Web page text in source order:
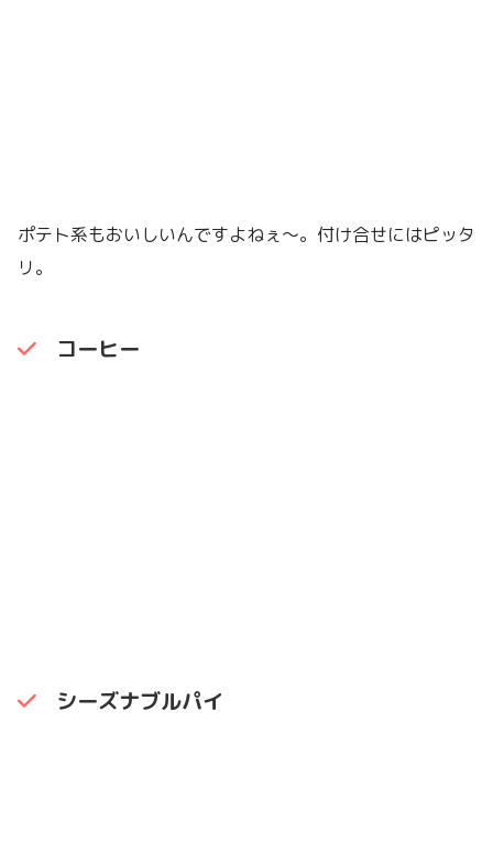
ポテト系もおいしいんですよねぇ〜。付け合せにはピッタ
リ。
コーヒー
シーズナブルパイ